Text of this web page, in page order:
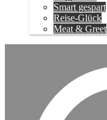
Smart gespart
Reise-Glück
Meat & Greet